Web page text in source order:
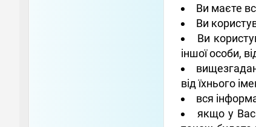
Ви маєте
Ви
Ви
іншої особи,
від їхнього
вся
якщо у Вас